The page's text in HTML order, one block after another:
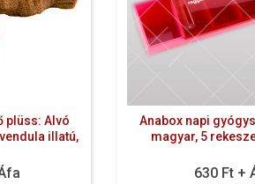
plüss: Alvó
illatú,
Anabox napi
magyar, 5
630 Ft +